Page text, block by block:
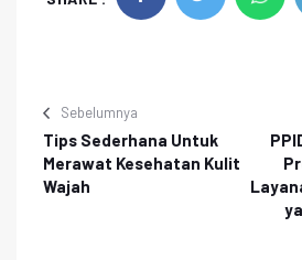
Sebelumnya
Tips Sederhana Untuk
Merawat Kesehatan Kulit
Wajah